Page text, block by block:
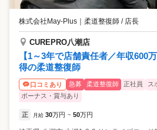
株式会社May-Plus ｜ 柔道整復師 / 店長
CUREPRO八潮店
【1～3年で店舗責任者／年収600
得の柔道整復師
口コミあり 急募 柔道整復師 正社員 ス
ボーナス・賞与あり
正 月給 30万円 ~ 50万円